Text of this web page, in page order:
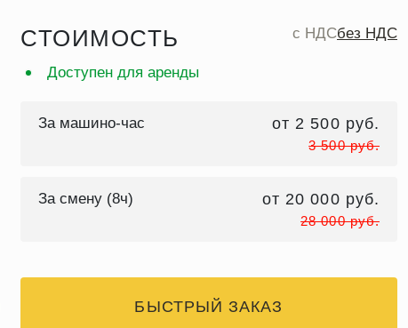
СТОИМОСТЬ c НДСбез НДС
Доступен для аренды
За машино-час от 2 500 руб.
3 500 руб.
За смену (8ч) от 20 000 руб.
28 000 руб.
БЫСТРЫЙ ЗАКАЗ